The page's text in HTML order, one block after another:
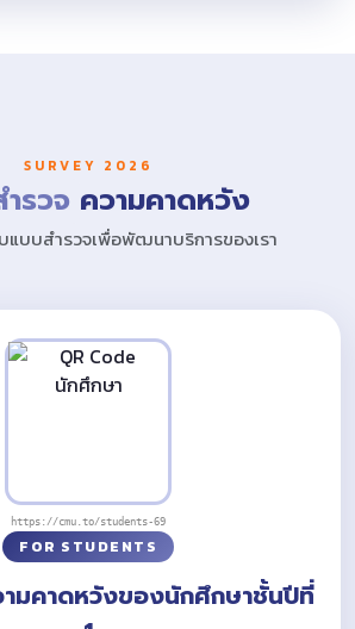
SURVEY 2026
รวจ ความคาดหวัง
บบสำรวจเพื่อพัฒนาบริการของเรา
https://cmu.to/students-69
FOR STUDENTS
มคาดหวังของนักศึกษาชั้นปีที่